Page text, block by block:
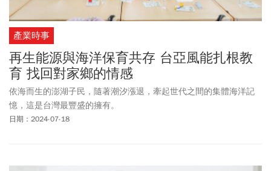
產業時事
再生能源與海洋保育共存 台亞風能扎根教
育 找回對家鄉的情感
依海而生的澎湖子民，隨著潮汐漲退，牽起世代之間的集體海洋記
憶，這是台灣最豐盛的擁有。
日期：2024-07-18